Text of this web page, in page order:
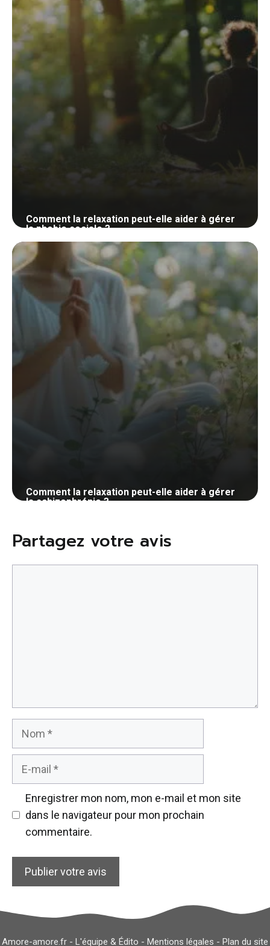
Comment la relaxation peut-elle aider à gérer
la phobie sociale ?
28 mai 2024
Comment la relaxation peut-elle aider à gérer
la schizophrénie ?
Partagez votre avis
Enregistrer mon nom, mon e-mail et mon site
dans le navigateur pour mon prochain
commentaire.
Amore-amore.fr - L'équipe & Édito - Mentions légales - Plan du site